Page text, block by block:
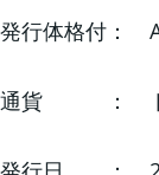
発行体格付：
通貨 ： ト